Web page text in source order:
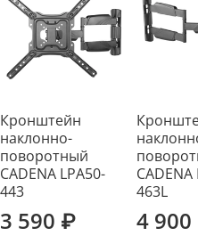
Кронштейн
наклонно-
поворотный
CADENA LPA50-
443
3 590 ₽
CADENA
463L
4